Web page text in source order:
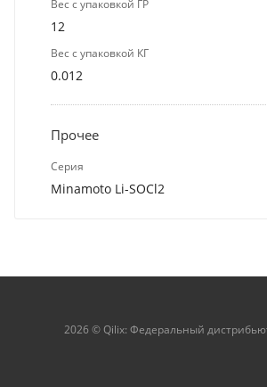
Вес с упаковкой ГР
12
Вес с упаковкой КГ
0.012
Прочее
Серия
Minamoto Li-SOCl2
2026 © Qilix: Федеральный